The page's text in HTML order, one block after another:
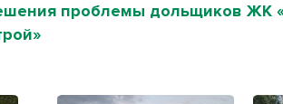
проблемы дольщиков ЖК